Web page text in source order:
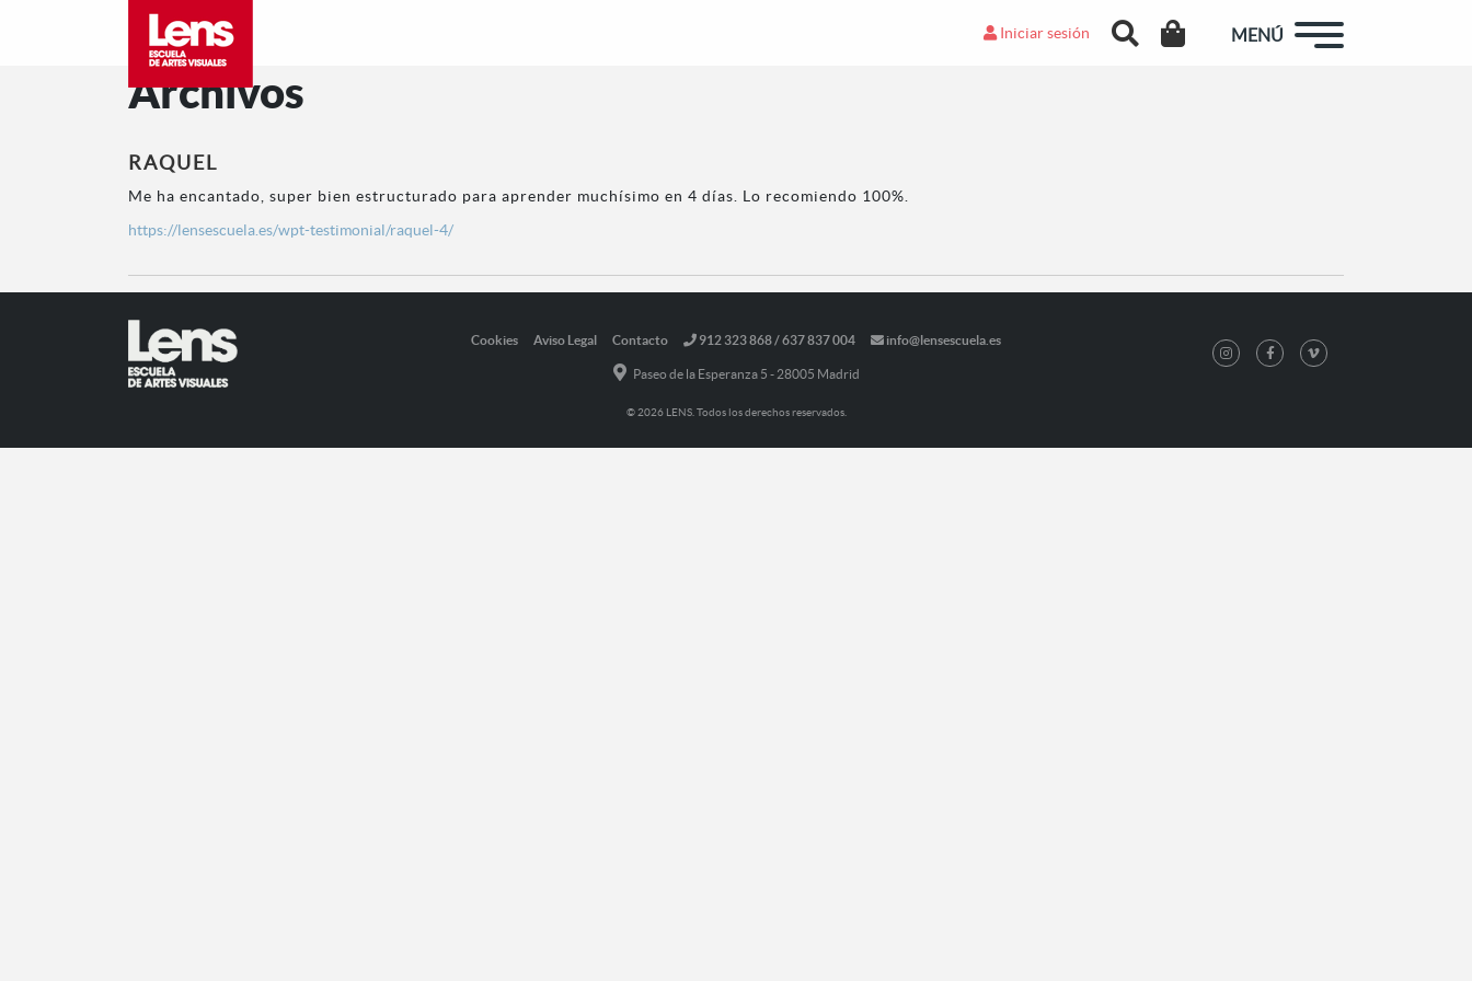
Iniciar sesión MENÚ
Archivos
RAQUEL
Me ha encantado, super bien estructurado para aprender muchísimo en 4 días. Lo recomiendo 100%.
https://lensescuela.es/wpt-testimonial/raquel-4/
Cookies Aviso Legal Contacto 912 323 868 / 637 837 004 info@lensescuela.es
Paseo de la Esperanza 5 - 28005 Madrid
© 2026 LENS. Todos los derechos reservados.